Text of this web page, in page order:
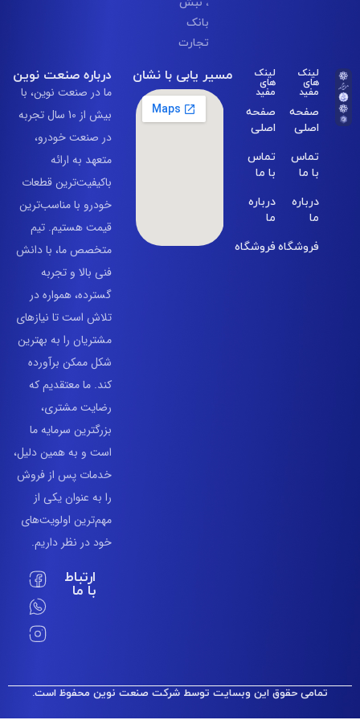
لینک
های
مفید
صفحه
اصلی
فروشگاه
لینک
های
مفید
صفحه
اصلی
تماس
با ما
درباره
ما
فروشگاه
مسیر یابی با نشان درباره صنعت نوین
ما در صنعت نوین، با
بیش از 10 سال تجربه
در صنعت خودرو،
متعهد به ارائه
باکیفیت‌ترین قطعات
خودرو با مناسب‌ترین
قیمت هستیم. تیم
متخصص ما، با دانش
فنی بالا و تجربه
گسترده، همواره در
تلاش است تا نیازهای
مشتریان را به بهترین
شکل ممکن برآورده
کند. ما معتقدیم که
رضایت مشتری،
بزرگترین سرمایه ما
است و به همین دلیل،
خدمات پس از فروش
را به عنوان یکی از
مهم‌ترین اولویت‌های
خود در نظر داریم.
حقوق این وبسایت توسط شرکت صنعت نوین محفوظ است.